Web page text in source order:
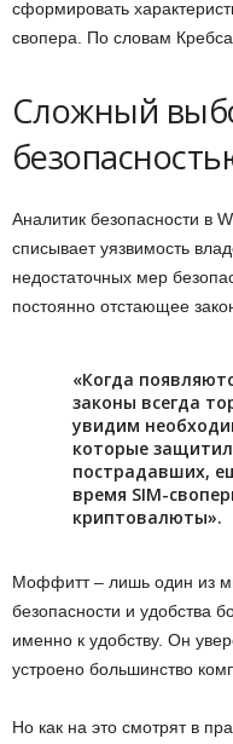
сформировать
свопера. По словам
Сложный
Аналитик безопасности в
списывает уязвимость
недостаточных мер
постоянно отстающее
«Когда
законы всегда
увидим
которые
пострадавших,
время SIM-
криптовалюты».
Моффитт – лишь один из
безопасности и удобства
именно к удобству. Он
устроено большинство
Но как на это смотрят в